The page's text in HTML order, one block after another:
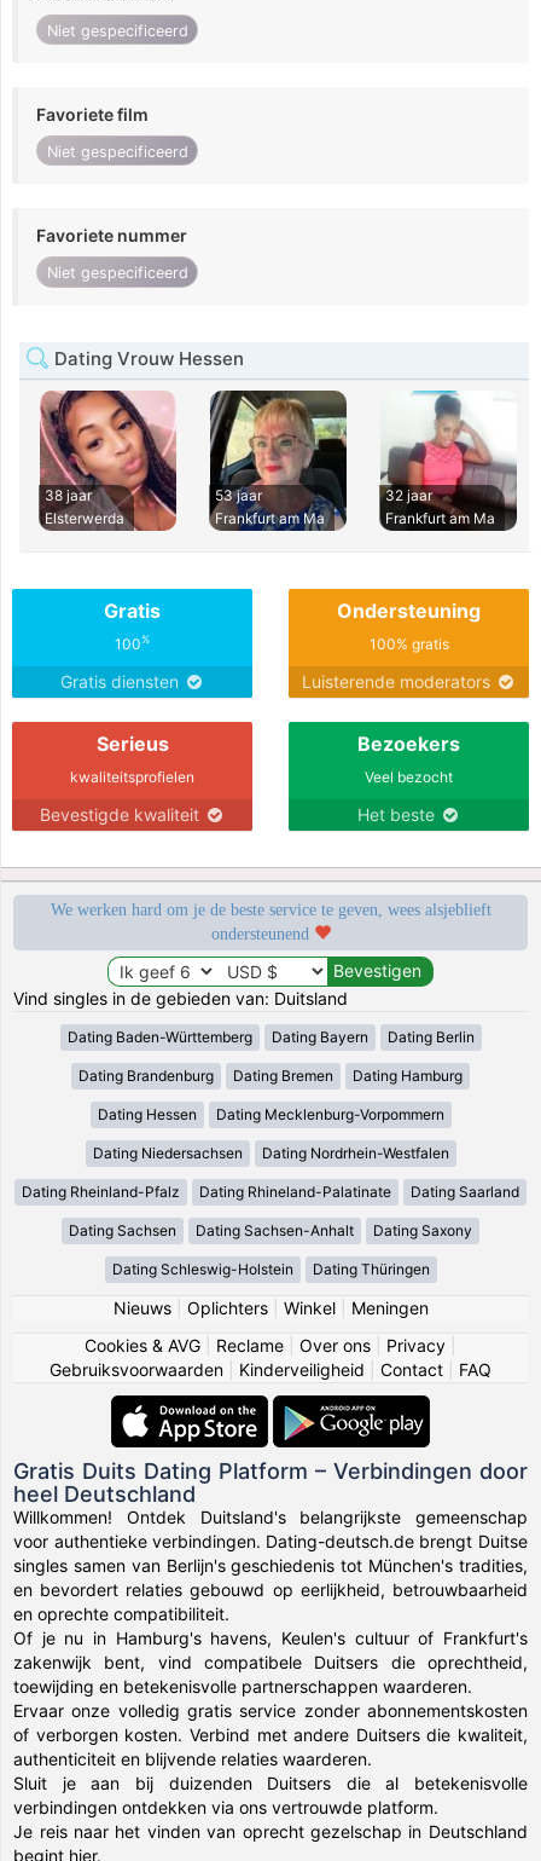
Niet gespecificeerd
Favoriete film
Niet gespecificeerd
Favoriete nummer
Niet gespecificeerd
Dating Vrouw Hessen
38 jaar
Elsterwerda
53 jaar
Frankfurt am Ma
32 jaar
Frankfurt am Ma
Gratis
100%
Gratis diensten
Ondersteuning
100% gratis
Luisterende moderators
Serieus
kwaliteitsprofielen
Bevestigde kwaliteit
Bezoekers
Veel bezocht
Het beste
We werken hard om je de beste service te geven, wees alsjeblieft
ondersteunend
Vind singles in de gebieden van: Duitsland
Dating Baden-Württemberg Dating Bayern Dating Berlin
Dating Brandenburg Dating Bremen Dating Hamburg
Dating Hessen Dating Mecklenburg-Vorpommern
Dating Niedersachsen Dating Nordrhein-Westfalen
Dating Rheinland-Pfalz Dating Rhineland-Palatinate Dating Saarland
Dating Sachsen Dating Sachsen-Anhalt Dating Saxony
Dating Schleswig-Holstein Dating Thüringen
Nieuws| Oplichters| Winkel| Meningen
Cookies & AVG
Reclame Over ons Privacy
Gebruiksvoorwaarden
Kinderveiligheid Contact FAQ
Gratis Duits Dating Platform – Verbindingen door
heel Deutschland
Willkommen! Ontdek Duitsland's belangrijkste gemeenschap
voor authentieke verbindingen. Dating-deutsch.de brengt Duitse
singles samen van Berlijn's geschiedenis tot München's tradities,
en bevordert relaties gebouwd op eerlijkheid, betrouwbaarheid
en oprechte compatibiliteit.
Of je nu in Hamburg's havens, Keulen's cultuur of Frankfurt's
zakenwijk bent, vind compatibele Duitsers die oprechtheid,
toewijding en betekenisvolle partnerschappen waarderen.
Ervaar onze volledig gratis service zonder abonnementskosten
of verborgen kosten. Verbind met andere Duitsers die kwaliteit,
authenticiteit en blijvende relaties waarderen.
Sluit je aan bij duizenden Duitsers die al betekenisvolle
verbindingen ontdekken via ons vertrouwde platform.
Je reis naar het vinden van oprecht gezelschap in Deutschland
begint hier.